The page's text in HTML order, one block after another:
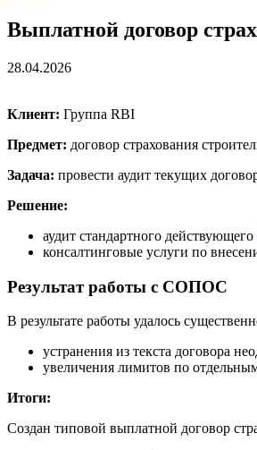
Выплатной договор
28.04.2026
Клиент: Группа RBI
Предмет: договор страхования
Задача: провести аудит текущих
Решение:
аудит стандартного действующего
консалтинговые услуги по
Результат работы с СОПОС
В результате работы удалось
устранения из текста договора
увеличения лимитов по
Итоги:
Создан типовой выплатной договор